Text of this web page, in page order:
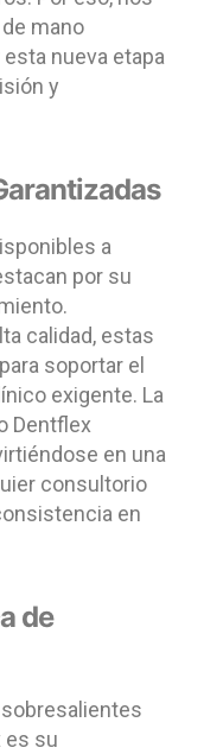
mano
nueva etapa
y
a
por su
calidad, estas
soportar el
exigente. La
Dentflex
en una
consultorio
en
de
es su